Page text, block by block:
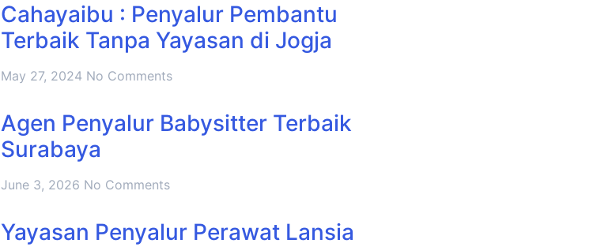
Cahayaibu : Penyalur Pembantu
Terbaik Tanpa Yayasan di Jogja
May 27, 2024 No Comments
Agen Penyalur Babysitter Terbaik
Surabaya
June 3, 2026 No Comments
Yayasan Penyalur Perawat Lansia